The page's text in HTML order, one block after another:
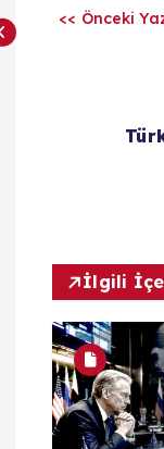
m
<< Önceki
İlgili